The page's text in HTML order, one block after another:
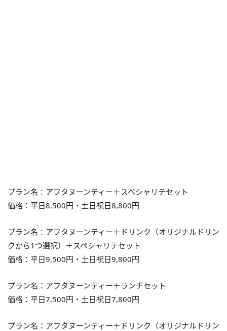
プラン名：アフタヌーンティー＋スペシャリテセット
価格：平日8,500円・土日祝日8,800円
プラン名：アフタヌーンティー＋ドリンク（オリジナルドリン
クから1つ選択）＋スペシャリテセット
価格：平日9,500円・土日祝日9,800円
プラン名：アフタヌーンティー＋ランチセット
価格：平日7,500円・土日祝日7,800円
プラン名：アフタヌーンティー＋ドリンク（オリジナルドリン